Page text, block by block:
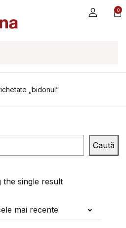
0
„bidonul”
Caută
the single result
mai recente